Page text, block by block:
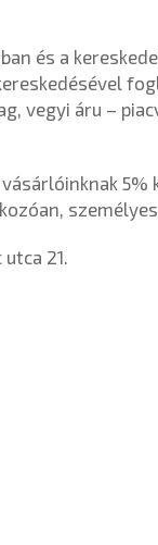
és a
vegyi áru –
utca 21.